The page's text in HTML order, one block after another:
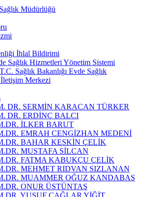
Müdürlüğü
İhlal Bildirimi
Sağlık Hizmetleri Yönetim Sistemi
Sağlık Bakanlığı Evde Sağlık
Merkezi
DR. ŞERMİN KARACAN TÜRKER
DR. ERDİNÇ BALCI
İLKER BARUT
EMRAH CENGİZHAN MEDENİ
BAHAR KESKİN ÇELİK
MUSTAFA SİLCAN
FATMA KABUKÇU ÇELİK
MEHMET RIDVAN SIZLANAN
MUAMMER OĞUZ KANDABAŞ
ONUR ÜSTÜNTAŞ
YUSUF ÇAĞLAR YİĞİT